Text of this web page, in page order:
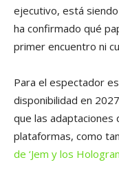
ejecutivo, está
ha confirmado qué
primer encuentro ni
Para el espectador
disponibilidad en
que las adaptaciones
plataformas, como
de ‘Jem y los